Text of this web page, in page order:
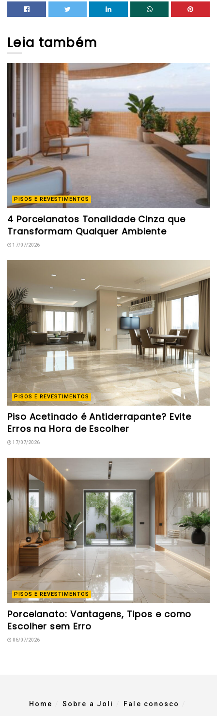
Leia também
PISOS E REVESTIMENTOS
4 Porcelanatos Tonalidade Cinza que
Transformam Qualquer Ambiente
17/07/2026
PISOS E REVESTIMENTOS
Piso Acetinado é Antiderrapante? Evite
Erros na Hora de Escolher
17/07/2026
PISOS E REVESTIMENTOS
Porcelanato: Vantagens, Tipos e como
Escolher sem Erro
06/07/2026
Home Sobre a Joli Fale conosco